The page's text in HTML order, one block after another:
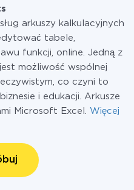
arkuszy kalkulacyjnych
tabele,
funkcji, online. Jedną z
możliwość wspólnej
co czyni to
i edukacji. Arkusze
Microsoft Excel. Więcej